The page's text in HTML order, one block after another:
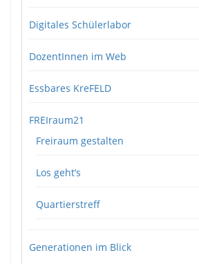
Digitales Schülerlabor
DozentInnen im Web
Essbares KreFELD
FREIraum21
Freiraum gestalten
Los geht’s
Quartierstreff
Generationen im Blick